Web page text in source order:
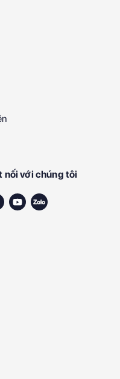
nối với chúng tôi